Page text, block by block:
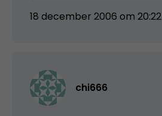
18 december 2006 om 20:22
chi666